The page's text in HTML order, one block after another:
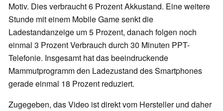
Motiv. Dies verbraucht 6 Prozent Akkustand. Eine weitere
Stunde mit einem Mobile Game senkt die
Ladestandanzeige um 5 Prozent, danach folgen noch
einmal 3 Prozent Verbrauch durch 30 Minuten PPT-
Telefonie. Insgesamt hat das beeindruckende
Mammutprogramm den Ladezustand des Smartphones
gerade einmal 18 Prozent reduziert.
Zugegeben, das Video ist direkt vom Hersteller und daher